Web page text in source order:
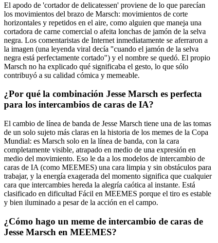
El apodo de 'cortador de delicatessen' proviene de lo que parecían
los movimientos del brazo de Marsch: movimientos de corte
horizontales y repetidos en el aire, como alguien que maneja una
cortadora de carne comercial o afeita lonchas de jamón de la selva
negra. Los comentaristas de Internet inmediatamente se aferraron a
la imagen (una leyenda viral decía "cuando el jamón de la selva
negra está perfectamente cortado") y el nombre se quedó. El propio
Marsch no ha explicado qué significaba el gesto, lo que sólo
contribuyó a su calidad cómica y memeable.
¿Por qué la combinación Jesse Marsch es perfecta
para los intercambios de caras de IA?
El cambio de línea de banda de Jesse Marsch tiene una de las tomas
de un solo sujeto más claras en la historia de los memes de la Copa
Mundial: es Marsch solo en la línea de banda, con la cara
completamente visible, atrapado en medio de una expresión en
medio del movimiento. Eso le da a los modelos de intercambio de
caras de IA (como MEEMES) una cara limpia y sin obstáculos para
trabajar, y la energía exagerada del momento significa que cualquier
cara que intercambies hereda la alegría caótica al instante. Está
clasificado en dificultad Fácil en MEEMES porque el tiro es estable
y bien iluminado a pesar de la acción en el campo.
¿Cómo hago un meme de intercambio de caras de
Jesse Marsch en MEEMES?